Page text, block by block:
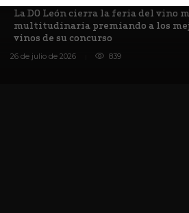
La DO León cierra la feria del vino
multitudinaria premiando a los
vinos de su concurso
26 de julio de 2026 839